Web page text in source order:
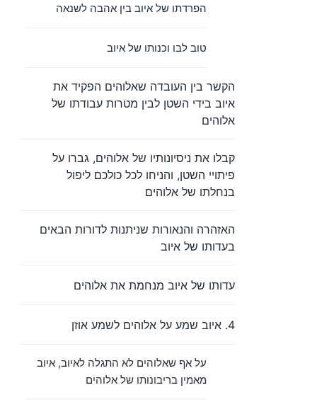
הפרדתו של איוב בין אהבה לשנאה
טוב לבו וכנותו של איוב
הקשר בין העובדה שאלוהים הפקיד את
איוב בידי השטן לבין מטרות עבודתו של
אלוהים
קבלו את ניסיונותיו של אלוהים, גברו על
פיתויי השטן, והניחו לכל כולכם ליפול
בנחלתו של אלוהים
האזהרה והנאורות שניתנות לדורות הבאים
בעדותו של איוב
עדותו של איוב מנחמת את אלוהים
4. איוב שמע על אלוהים לשמע אוזן
על אף שאלוהים לא התגלה לאיוב, איוב
מאמין בריבונותו של אלוהים